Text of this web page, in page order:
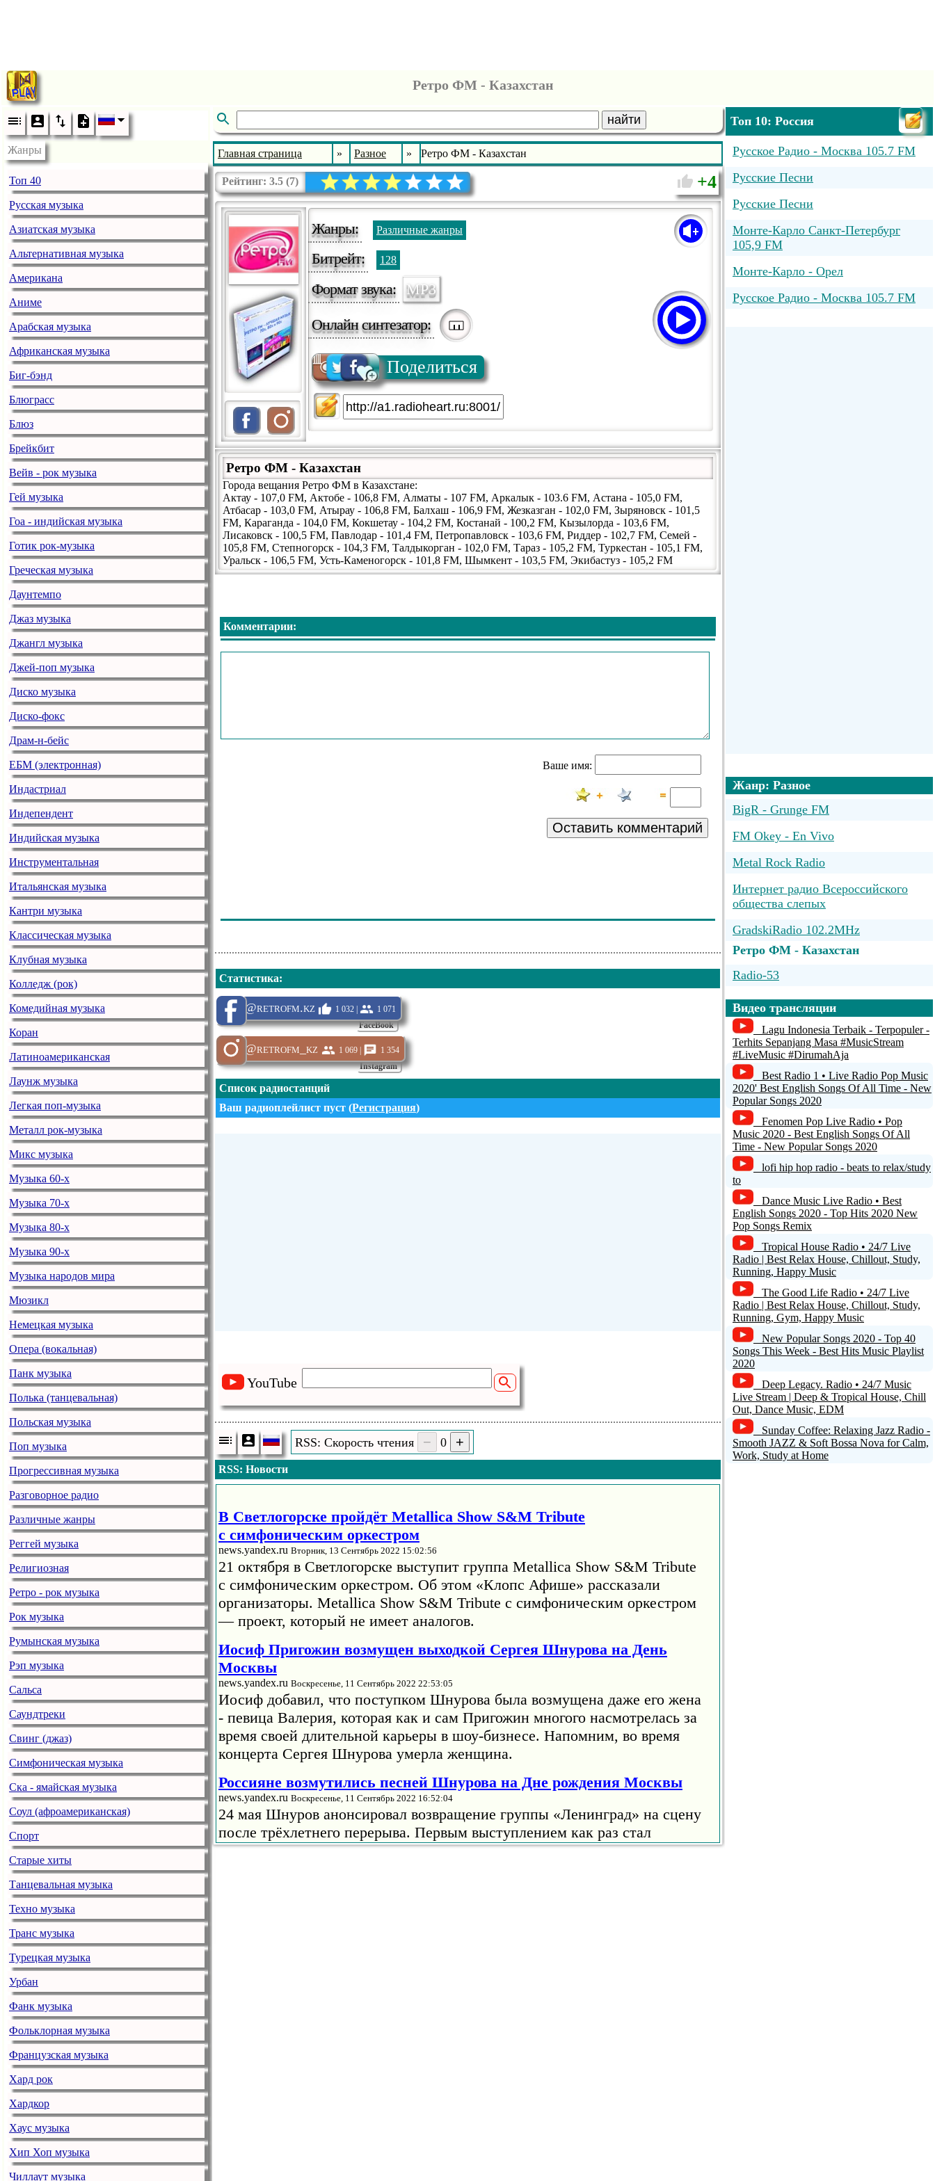
Ретро ФМ - Казахстан
Жанры
Топ 40
Русская музыка
Азиатская музыка
Альтернативная музыка
Американа
Аниме
Арабская музыка
Африканская музыка
Биг-бэнд
Блюграсс
Блюз
Брейкбит
Вейв - рок музыка
Гей музыка
Гоа - индийская музыка
Готик рок-музыка
Греческая музыка
Даунтемпо
Джаз музыка
Джангл музыка
Джей-поп музыка
Диско музыка
Диско-фокс
Драм-н-бейс
ЕБМ (электронная)
Индастриал
Индепендент
Индийская музыка
Инструментальная
Итальянская музыка
Кантри музыка
Классическая музыка
Клубная музыка
Колледж (рок)
Комедийная музыка
Коран
Латиноамериканская
Лаунж музыка
Легкая поп-музыка
Металл рок-музыка
Микс музыка
Музыка 60-х
Музыка 70-х
Музыка 80-х
Музыка 90-х
Музыка народов мира
Мюзикл
Немецкая музыка
Опера (вокальная)
Панк музыка
Полька (танцевальная)
Польская музыка
Поп музыка
Прогрессивная музыка
Разговорное радио
Различные жанры
Реггей музыка
Религиозная
Ретро - рок музыка
Рок музыка
Румынская музыка
Рэп музыка
Сальса
Саундтреки
Свинг (джаз)
Симфоническая музыка
Ска - ямайская музыка
Соул (афроамериканская)
Спорт
Старые хиты
Танцевальная музыка
Техно музыка
Транс музыка
Турецкая музыка
Урбан
Фанк музыка
Фольклорная музыка
Французская музыка
Хард рок
Хардкор
Хаус музыка
Хип Хоп музыка
Чиллаут музыка
найти
Главная страница » Разное » Ретро ФМ - Казахстан
Рейтинг: 3.5 (7) 4
Жанры: Различные жанры
Битрейт: 128
Формат звука: MP3
Онлайн синтезатор:
Поделиться
Ретро ФМ - Казахстан
Города вещания Ретро ФМ в Казахстане:
Актау - 107,0 FM, Актобе - 106,8 FM, Алматы - 107 FM, Аркалык - 103.6 FM, Астана - 105,0 FM,
Атбасар - 103,0 FM, Атырау - 106,8 FM, Балхаш - 106,9 FM, Жезказган - 102,0 FM, Зыряновск - 101,5
FM, Караганда - 104,0 FM, Кокшетау - 104,2 FM, Костанай - 100,2 FM, Кызылорда - 103,6 FM,
Лисаковск - 100,5 FM, Павлодар - 101,4 FM, Петропавловск - 103,6 FM, Риддер - 102,7 FM, Семей -
105,8 FM, Степногорск - 104,3 FM, Талдыкорган - 102,0 FM, Тараз - 105,2 FM, Туркестан - 105,1 FM,
Уральск - 106,5 FM, Усть-Каменогорск - 101,8 FM, Шымкент - 103,5 FM, Экибастуз - 105,2 FM
Комментарии:
Ваше имя:
Оставить комментарий
Статистика:
FaceBook
@retrofm.kz 1 032 | 1 071
Instagram
@retrofm_kz 1 069 | 1 354
Список радиостанций
Ваш радиоплейлист пуст (Регистрация)
YouTube
RSS: Скорость чтения 0
RSS: Новости
В Светлогорске пройдёт Metallica Show S&M Tribute
с симфоническим оркестром
news.yandex.ru Вторник, 13 Сентябрь 2022 15:02:56
21 октября в Светлогорске выступит группа Metallica Show S&M Tribute
с симфоническим оркестром. Об этом «Клопс Афише» рассказали
организаторы. Metallica Show S&M Tribute с симфоническим оркестром
— проект, который не имеет аналогов.
Иосиф Пригожин возмущен выходкой Сергея Шнурова на День
Москвы
news.yandex.ru Воскресенье, 11 Сентябрь 2022 22:53:05
Иосиф добавил, что поступком Шнурова была возмущена даже его жена
- певица Валерия, которая как и сам Пригожин многого насмотрелась за
время своей длительной карьеры в шоу-бизнесе. Напомним, во время
концерта Сергея Шнурова умерла женщина.
Россияне возмутились песней Шнурова на Дне рождения Москвы
news.yandex.ru Воскресенье, 11 Сентябрь 2022 16:52:04
24 мая Шнуров анонсировал возвращение группы «Ленинград» на сцену
после трёхлетнего перерыва. Первым выступлением как раз стал
концерт в «Лужниках». Тогда музыкант отмечал, что на сцене 10
Топ 10: Россия
Русское Радио - Москва 105.7 FM
Русские Песни
Русские Песни
Монте-Карло Санкт-Петербург
105,9 FM
Монте-Карло - Орел
Русское Радио - Москва 105.7 FM
Жанр: Разное
BigR - Grunge FM
FM Okey - En Vivo
Metal Rock Radio
Интернет радио Всероссийского
общества слепых
GradskiRadio 102.2MHz
Ретро ФМ - Казахстан
Radio-53
РАДИО БЕРЕГ
RADIO ENERGY.LV (
www.radioenergy.lv )
Первое железнодорожное радио
Radio FUNKY Manele Romania -
wWw.RadioFunky.Ro -
Видео трансляции
Lagu Indonesia Terbaik - Terpopuler -
Terhits Sepanjang Masa #MusicStream
#LiveMusic #DirumahAja
Best Radio 1 • Live Radio Pop Music
2020' Best English Songs Of All Time - New
Popular Songs 2020
Fenomen Pop Live Radio • Pop
Music 2020 - Best English Songs Of All
Time - New Popular Songs 2020
lofi hip hop radio - beats to relax/study
to
Dance Music Live Radio • Best
English Songs 2020 - Top Hits 2020 New
Pop Songs Remix
Tropical House Radio • 24/7 Live
Radio | Best Relax House, Chillout, Study,
Running, Happy Music
The Good Life Radio • 24/7 Live
Radio | Best Relax House, Chillout, Study,
Running, Gym, Happy Music
New Popular Songs 2020 - Top 40
Songs This Week - Best Hits Music Playlist
2020
Deep Legacy. Radio • 24/7 Music
Live Stream | Deep & Tropical House, Chill
Out, Dance Music, EDM
Sunday Coffee: Relaxing Jazz Radio -
Smooth JAZZ & Soft Bossa Nova for Calm,
Work, Study at Home